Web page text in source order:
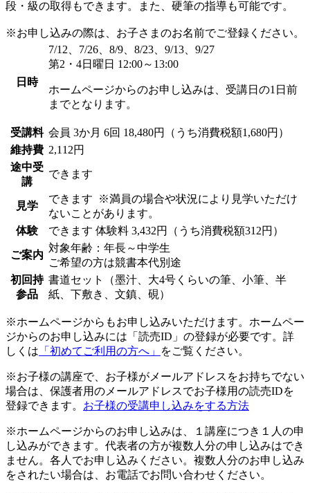
段・級の取得もできます。また、硬筆の指導も可能です。
※お申し込みの際は、お子さまのお名前でご登録ください。
日時
7/12、7/26、8/9、8/23、9/13、9/27
第2・4日曜日 12:00～13:00
ホームページからのお申し込みは、受講日の1日前
までとなります。
受講料 会員 3か月 6回 18,480円（うち消費税額1,680円）
維持費 2,112円
途中受
講
できます
見学
できます
※満員の場合や状況により見学いただけ
ないことがあります。
体験
できます 体験料 3,432円（うち消費税額312円）
ご案内
対象年齢：年長～中学生
ご希望の方は競書本代別途
初回持
参品
書道セット（墨汁、大4号くらいの筆、小筆、半
紙、下敷き、文鎮、硯）
※ホームページからもお申し込みいただけます。ホームペー
ジからのお申し込みには「読売ID」の登録が必要です。詳
しくは 「初めてご利用の方へ」 をご覧ください。
※お子様の講座で、お子様がメールアドレスをお持ちでない
場合は、保護者用のメールアドレスでお子様用の読売IDを
登録できます。 お子様の受講申し込みをする方法
※ホームページからのお申し込みは、１講座につき１人の申
し込みができます。代表者の方が複数人分の申し込みはでき
ません。各人でお申し込みください。複数人分のお申し込み
をされたい場合は、お電話でお問い合わせください。